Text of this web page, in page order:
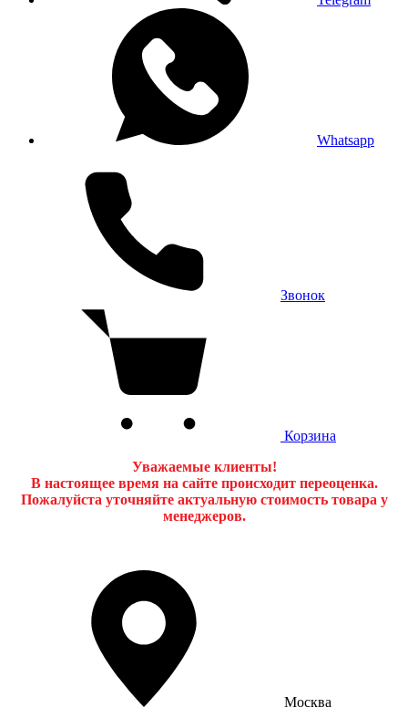
Whatsapp
Звонок
Корзина
Уважаемые клиенты!
В настоящее время на сайте происходит переоценка.
Пожалуйста уточняйте актуальную стоимость товара у
менеджеров.
Москва